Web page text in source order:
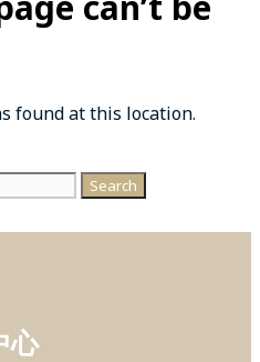
found at this location.
心